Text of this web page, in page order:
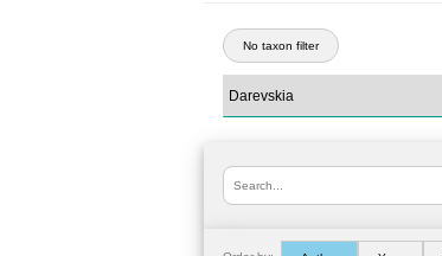
No taxon filter